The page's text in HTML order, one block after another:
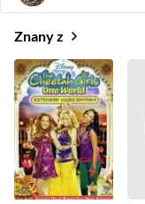
Znany z